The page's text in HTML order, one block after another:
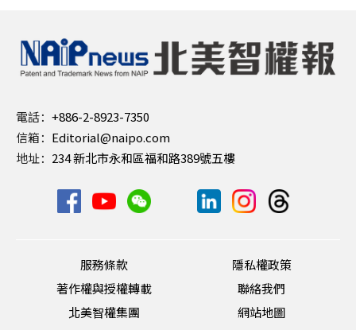
電話： +886-2-8923-7350
信箱： Editorial@naipo.com
地址： 234 新北市永和區福和路389號五樓
服務條款
隱私權政策
著作權與授權轉載
聯絡我們
北美智權集團
網站地圖